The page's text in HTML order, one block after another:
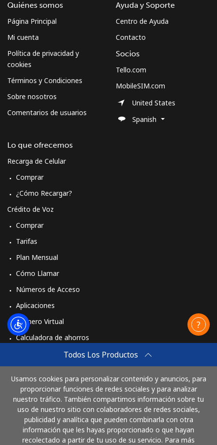
Todos Los Productos
Usamos cookies para personalizar contenido y anuncios, para
proporcionar funciones de redes sociales y para analizar
nuestro tráfico. También compartimos información sobre tu
uso de nuestro sitio con colaboradores de redes sociales,
publicidad y analítica que pueden combinarla con otra
información que les hayas proporcionado o que hayan
recolectado a partir de tu uso de su servicio. Para más
Quiénes somos
Página Principal
Mi cuenta
Política de privacidad y
cookies
Términos y Condiciones
Sobre nosotros
Comentarios de usuarios
Lo que ofrecemos
Recarga de Celular
Comprar
¿Cómo Recargar?
Crédito de Voz
Comprar
Tarifas
Plan Mensual
Cómo Llamar
Números de Acceso
Aplicaciones
Número Virtual
Calculadora de ahorros
Cómo funciona
Ayuda y Soporte
Centro de Ayuda
Contacto
Socios
Tello.com
MobileSIM.com
United States
Spanish
Paga con